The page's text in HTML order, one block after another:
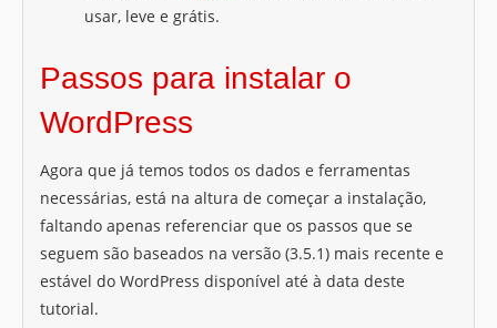
usar, leve e grátis.
Passos para instalar o
WordPress
Agora que já temos todos os dados e ferramentas
necessárias, está na altura de começar a instalação,
faltando apenas referenciar que os passos que se
seguem são baseados na versão (3.5.1) mais recente e
estável do WordPress disponível até à data deste
tutorial.